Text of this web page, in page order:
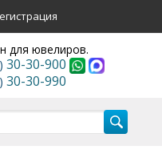
для ювелиров.
30-30-900
30-30-990